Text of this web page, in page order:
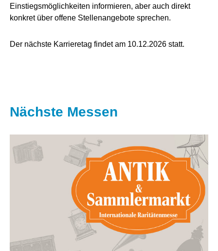
Einstiegsmöglichkeiten informieren, aber auch direkt
konkret über offene Stellenangebote sprechen.
Der nächste Karrieretag findet am 10.12.2026 statt.
Nächste Messen